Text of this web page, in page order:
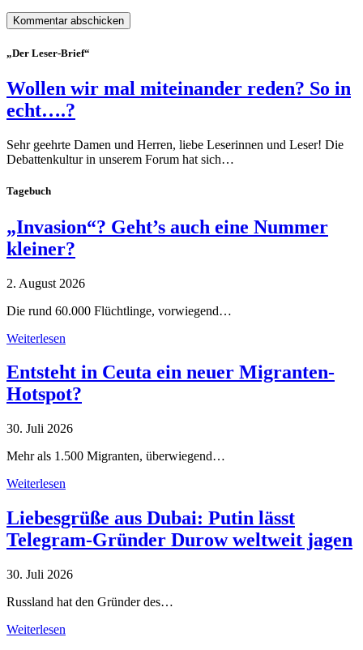
„Der Leser-Brief“
Wollen wir mal miteinander reden? So in
echt….?
Sehr geehrte Damen und Herren, liebe Leserinnen und Leser! Die
Debattenkultur in unserem Forum hat sich…
Tagebuch
„Invasion“? Geht’s auch eine Nummer
kleiner?
2. August 2026
Die rund 60.000 Flüchtlinge, vorwiegend…
Weiterlesen
Entsteht in Ceuta ein neuer Migranten-
Hotspot?
30. Juli 2026
Mehr als 1.500 Migranten, überwiegend…
Weiterlesen
Liebesgrüße aus Dubai: Putin lässt
Telegram-Gründer Durow weltweit jagen
30. Juli 2026
Russland hat den Gründer des…
Weiterlesen